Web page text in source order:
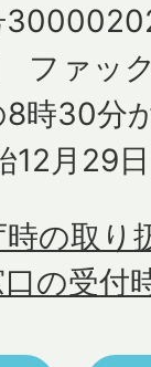
ファッ
時30分
12月29
の受付
時の取り